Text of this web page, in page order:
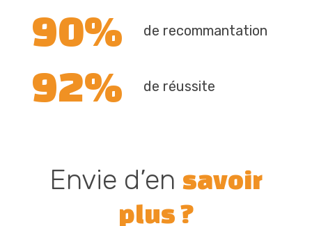
90% de recommantation
92% de réussite
Envie d’en savoir
plus ?